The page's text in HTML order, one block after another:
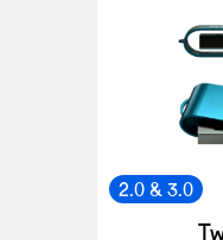
2.0 & 3.0